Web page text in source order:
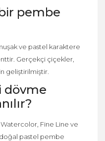
pembe
ve pastel karaktere
Gerçekçi çiçekler,
geliştirilmiştir.
dövme
Fine Line ve
doğal pastel pembe